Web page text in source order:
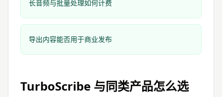
长音频与批量处理如何计费
导出内容能否用于商业发布
TurboScribe 与同类产品怎么选